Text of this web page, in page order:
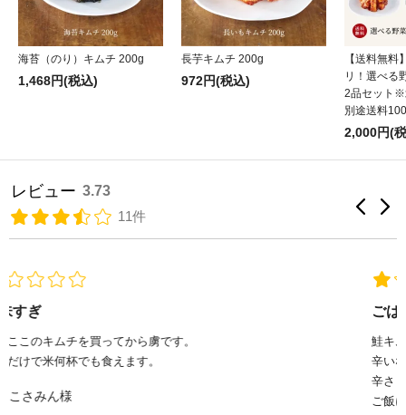
海苔（のり）キムチ 200g
1,468円(税込)
長芋キムチ 200g
972円(税込)
【送料無料
リ！選べる
2品セット※
別途送料
2,000円(
レビュー 3.73
11件
ごはん何杯でもいける！
鮭キムチを食べました！
辛いなかにも味がある！
ご飯にのせて、...